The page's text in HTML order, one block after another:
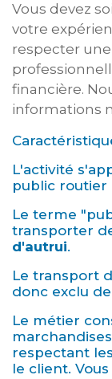
Vous devez
votre
respecter
financière.
informations
L'activité
public routier
Le terme
transporter
d'autrui.
Le transport
donc exclu
Le métier
respectant
le client.